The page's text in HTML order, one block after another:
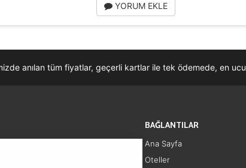
YORUM EKLE
anılan tüm fiyatlar, geçerli kartlar ile tek ödemede, en
size getiriyoruz.
BAĞLANTILAR
Ana Sayfa
Oteller